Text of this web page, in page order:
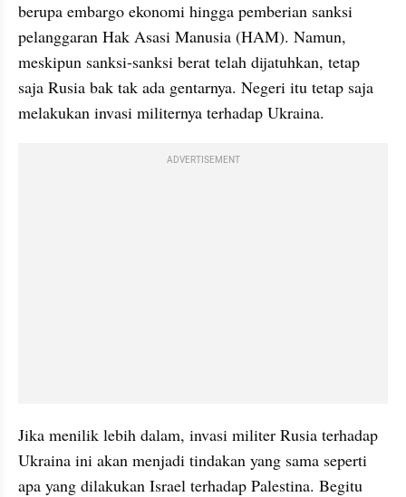
berupa embargo ekonomi hingga pemberian sanksi
pelanggaran Hak Asasi Manusia (HAM). Namun,
meskipun sanksi-sanksi berat telah dijatuhkan, tetap
saja Rusia bak tak ada gentarnya. Negeri itu tetap saja
melakukan invasi militernya terhadap Ukraina.
ADVERTISEMENT
Jika menilik lebih dalam, invasi militer Rusia terhadap
Ukraina ini akan menjadi tindakan yang sama seperti
apa yang dilakukan Israel terhadap Palestina. Begitu